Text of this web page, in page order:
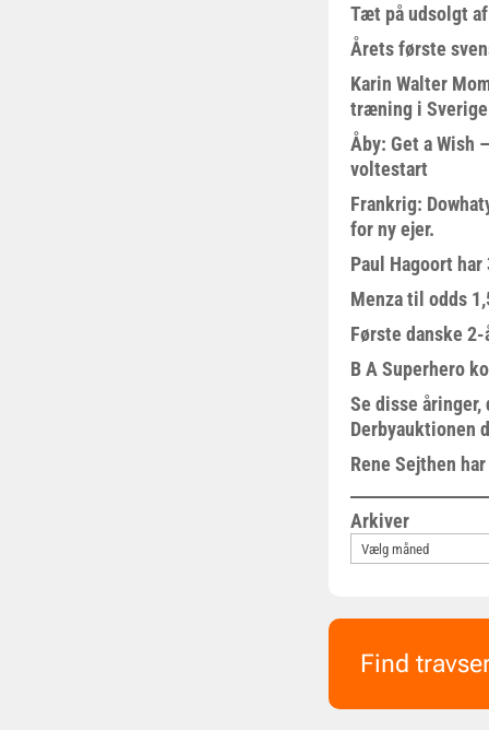
Tæt på udsolgt
Årets første
Karin Walter
træning i Sverige
Åby: Get a Wish
voltestart
Frankrig:
for ny ejer.
Paul Hagoort
Menza til odds
Første danske
B A Superhero
Se disse
Derbyauktionen
Rene Sejthen
Arkiver
Find